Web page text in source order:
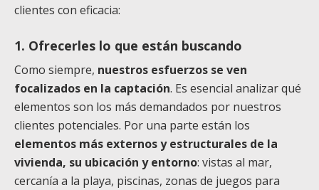
clientes con eficacia:
1. Ofrecerles lo que están buscando
Como siempre, nuestros esfuerzos se ven
focalizados en la captación. Es esencial analizar qué
elementos son los más demandados por nuestros
clientes potenciales. Por una parte están los
elementos más externos y estructurales de la
vivienda, su ubicación y entorno: vistas al mar,
cercanía a la playa, piscinas, zonas de juegos para